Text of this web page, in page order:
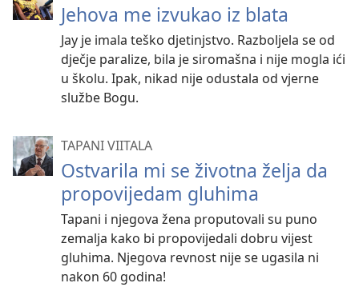
Jehova me izvukao iz blata
Jay je imala teško djetinjstvo. Razboljela se od
dječje paralize, bila je siromašna i nije mogla ići
u školu. Ipak, nikad nije odustala od vjerne
službe Bogu.
TAPANI VIITALA
Ostvarila mi se životna želja da
propovijedam gluhima
Tapani i njegova žena proputovali su puno
zemalja kako bi propovijedali dobru vijest
gluhima. Njegova revnost nije se ugasila ni
nakon 60 godina!